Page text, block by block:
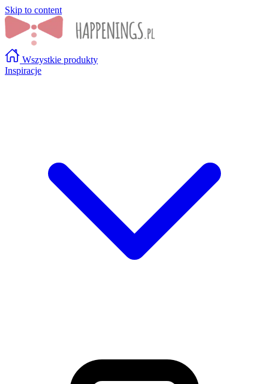
Skip to content
Wszystkie produkty
Inspiracje